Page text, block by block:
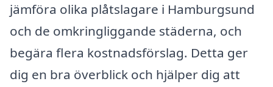
jämföra olika plåtslagare i Hamburgsund
och de omkringliggande städerna, och
begära flera kostnadsförslag. Detta ger
dig en bra överblick och hjälper dig att